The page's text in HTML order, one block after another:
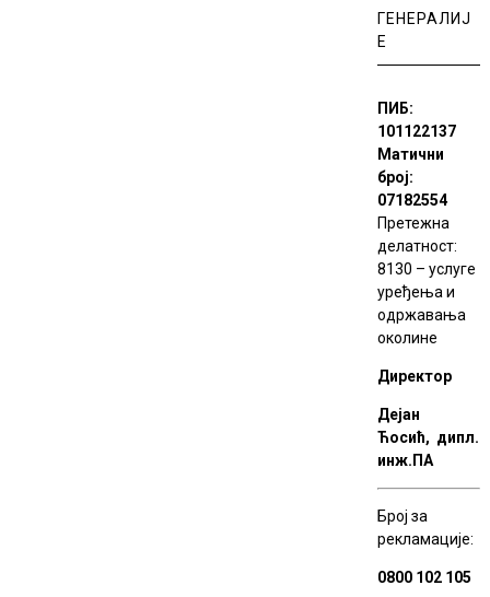
ГЕНЕРАЛИЈ
Е
ПИБ:
101122137
Матични
број:
07182554
Претежна
делатност:
8130 – услуге
уређења и
одржавања
околине
Директор
Дејан
Ћосић, дипл.
инж.ПА
Број за
рекламације:
0800 102 105